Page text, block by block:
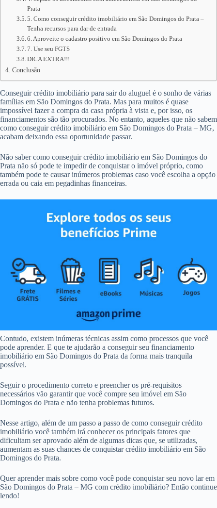
Prata
5. Como conseguir crédito imobiliário em São Domingos do Prata –
Tenha recursos para dar de entrada
6. Aproveite o cadastro positivo em São Domingos do Prata
7. Use seu FGTS
DICA EXTRA!!!
Conclusão
Conseguir crédito imobiliário para sair do aluguel é o sonho de várias
famílias em São Domingos do Prata. Mas para muitos é quase
impossível fazer a compra da casa própria à vista e, por isso, os
financiamentos são tão procurados. No entanto, aqueles que não sabem
como conseguir crédito imobiliário em São Domingos do Prata – MG,
acabam deixando essa oportunidade passar.
Não saber como conseguir crédito imobiliário em São Domingos do
Prata não só pode te impedir de conquistar o imóvel próprio, como
também pode te causar inúmeros problemas caso você escolha a opção
errada ou caia em pegadinhas financeiras.
Contudo, existem inúmeras técnicas assim como processos que você
pode aprender. E que te ajudarão a conseguir seu financiamento
imobiliário em São Domingos do Prata da forma mais tranquila
possível.
Seguir o procedimento correto e preencher os pré-requisitos
necessários vão garantir que você compre seu imóvel em São
Domingos do Prata e não tenha problemas futuros.
Nesse artigo, além de um passo a passo de como conseguir crédito
imobiliário você também irá conhecer os principais fatores que
dificultam ser aprovado além de algumas dicas que, se utilizadas,
aumentam as suas chances de conquistar crédito imobiliário em São
Domingos do Prata.
Quer aprender mais sobre como você pode conquistar seu novo lar em
São Domingos do Prata – MG com crédito imobiliário? Então continue
lendo!